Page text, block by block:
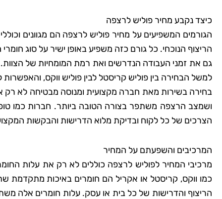
כיצד נקבע מחיר פוליש לרצפה
הגורמים המשפיעים על מחיר פוליש לרצפה הם מגוונים
הריצוף הנוכחי. כל גורם כזה משפיע באופן ישיר על סוג
גם את זמני העבודה הנדרשים ואת רמת המומחיות של הצוות.
למשל הבחירה בין פוליש קריסטל לבין פוליש ווקס,
בחירה בשירות מאת חברה מקצועית ומנוסה מבטיחה לא רק
ושמצב הרצפה משתפר בצורה הטובה ביותר. חברות כמו
הצרכים של כל לקוח ובדיקת מלוא הדרישות והבקשות
המרכיבים והשפעתם על המחיר
מרכיבי המחיר לפוליש לרצפה כוללים לא רק את עלות
כמו ווקס, קריסטל או אקריל הם חומרים באיכות מתקדמת
הריצוף והדרישות של כל בית או עסק. עלות חומרים אלה